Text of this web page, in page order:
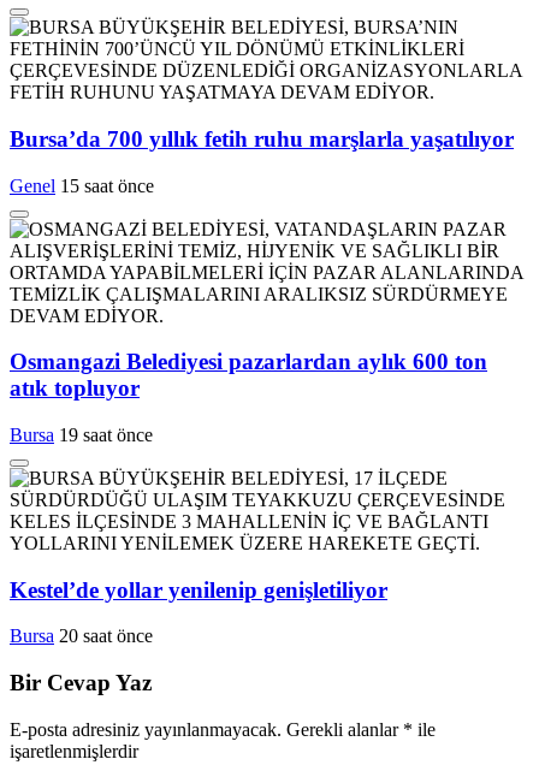
Bursa’da 700 yıllık fetih ruhu marşlarla yaşatılıyor
Genel 15 saat önce
Osmangazi Belediyesi pazarlardan aylık 600 ton
atık topluyor
Bursa 19 saat önce
Kestel’de yollar yenilenip genişletiliyor
Bursa 20 saat önce
Bir Cevap Yaz
E-posta adresiniz yayınlanmayacak. Gerekli alanlar * ile
işaretlenmişlerdir